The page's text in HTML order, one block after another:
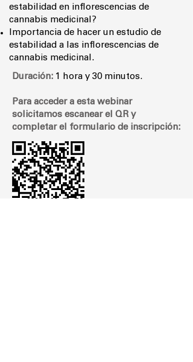
estabilidad en inflorescencias de
cannabis medicinal?
Importancia de hacer un estudio de
estabilidad a las inflorescencias de
cannabis medicinal.
Duración: 1 hora y 30 minutos.
Para acceder a esta webinar
solicitamos escanear el QR y
completar el formulario de inscripción: